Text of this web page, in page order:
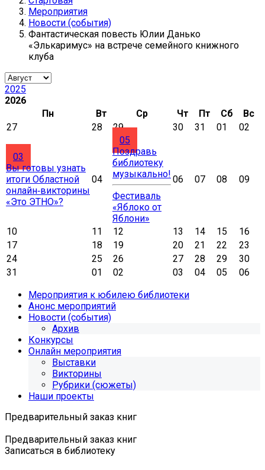
Мероприятия
Новости (события)
Фантастическая повесть Юлии Данько
«Элькаримус» на встрече семейного книжного
клуба
2025
2026
Пн
Вт Ср Чт Пт Сб
Вс
27
28 29 30 31 01 02
03
Вы готовы узнать
итоги Областной
онлайн‑викторины
«Это ЭТНО»?
04
05
Поздравь
библиотеку
музыкально!
Фестиваль
«Яблоко от
Яблони»
06 07 08 09
10 11 12 13 14 15
16
17
18 19 20 21 22
23
24
25 26 27 28 29
30
31
01 02 03 04 05
06
Мероприятия к юбилею библиотеки
Анонс мероприятий
Новости (события)
Архив
Конкурсы
Онлайн мероприятия
Выставки
Викторины
Рубрики (сюжеты)
Наши проекты
Предварительный заказ книг
Предварительный заказ книг
Записаться в библиотеку